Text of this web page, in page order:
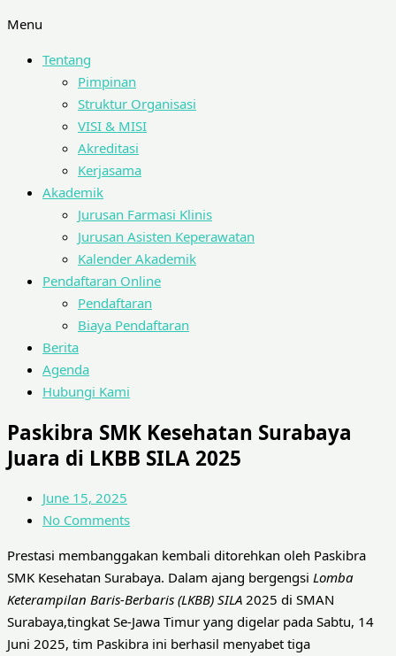
Menu
Tentang
Pimpinan
Struktur Organisasi
VISI & MISI
Akreditasi
Kerjasama
Akademik
Jurusan Farmasi Klinis
Jurusan Asisten Keperawatan
Kalender Akademik
Pendaftaran Online
Pendaftaran
Biaya Pendaftaran
Berita
Agenda
Hubungi Kami
Paskibra SMK Kesehatan Surabaya
Juara di LKBB SILA 2025
June 15, 2025
No Comments
Prestasi membanggakan kembali ditorehkan oleh Paskibra
SMK Kesehatan Surabaya. Dalam ajang bergengsi Lomba
Keterampilan Baris-Berbaris (LKBB) SILA 2025 di SMAN
Surabaya,tingkat Se-Jawa Timur yang digelar pada Sabtu, 14
Juni 2025, tim Paskibra ini berhasil menyabet tiga